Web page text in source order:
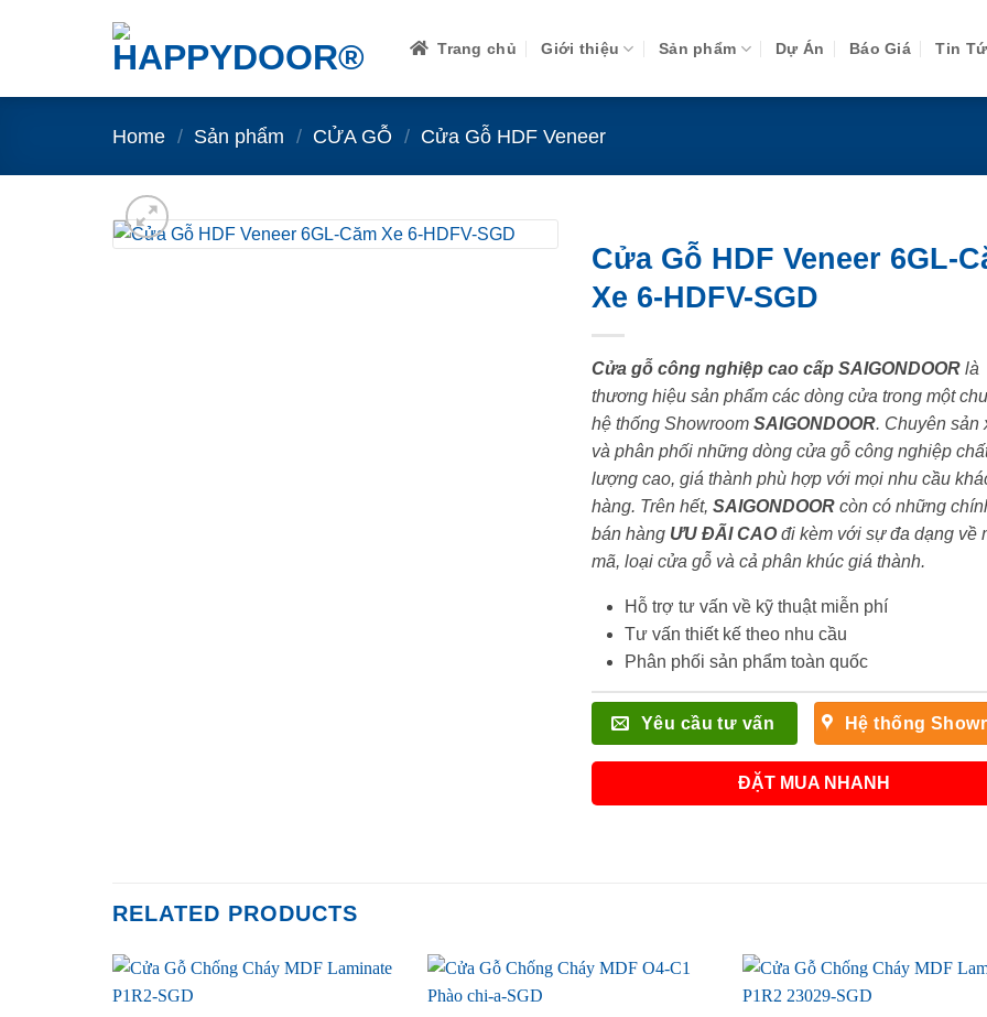
Trang chủ Giới thiệu Sản phẩm Dự Án Báo Giá Tin
Home / Sản phẩm / CỬA GỖ / Cửa Gỗ HDF Veneer
Cửa Gỗ HDF Veneer 6GL-
Xe 6-HDFV-SGD
Cửa gỗ công nghiệp cao cấp SAIGONDOORlà
thương hiệu sản phẩm các dòng cửa trong một
hệ thống Showroom SAIGONDOOR. Chuyên sản
và phân phối những dòng cửa gỗ công nghiệp
lượng cao, giá thành phù hợp với mọi nhu cầu
hàng. Trên hết, SAIGONDOORcòn có những
bán hàng ƯU ĐÃI CAOđi kèm với sự đa dạng về
mã, loại cửa gỗ và cả phân khúc giá thành.
Hỗ trợ tư vấn về kỹ thuật miễn phí
Tư vấn thiết kế theo nhu cầu
Phân phối sản phẩm toàn quốc
Yêu cầu tư vấn Hệ thống
ĐẶT MUA NHANH
RELATED PRODUCTS